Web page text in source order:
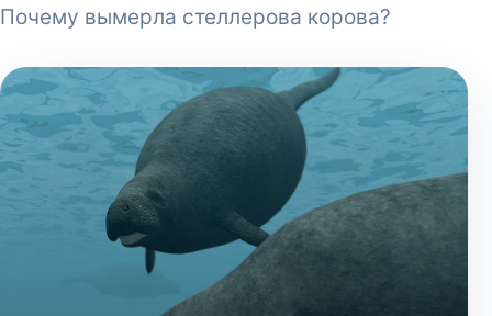
Почему вымерла стеллерова корова?